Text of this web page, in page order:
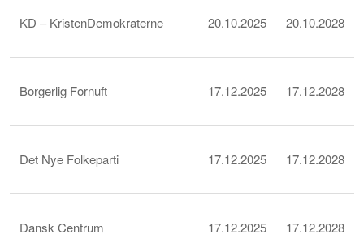
KD – KristenDemokraterne 20.10.2025 20.10.2028
Borgerlig Fornuft 17.12.2025 17.12.2028
Det Nye Folkeparti 17.12.2025 17.12.2028
Dansk Centrum 17.12.2025 17.12.2028